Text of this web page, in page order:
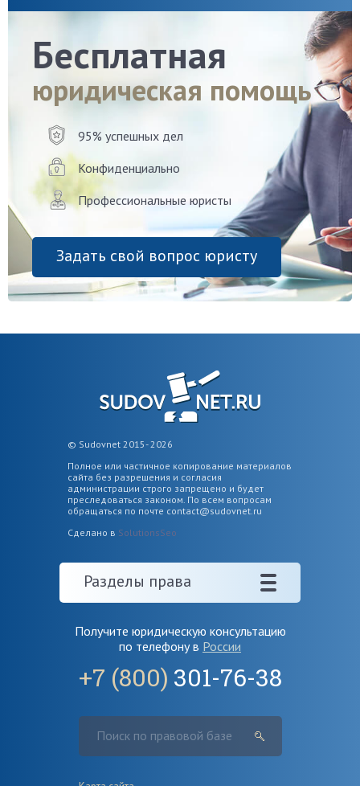
Бесплатная
юридическая помощь
95% успешных дел
Конфиденциально
Профессиональные юристы
Задать свой вопрос юристу
© Sudovnet 2015- 2026
Полное или частичное копирование материалов
сайта без разрешения и согласия
администрации строго запрещено и будет
преследоваться законом. По всем вопросам
обращаться по почте contact@sudovnet.ru
Сделано в SolutionsSeo
Разделы права
Получите юридическую консультацию
по телефону в России
+7 (800) 301-76-38